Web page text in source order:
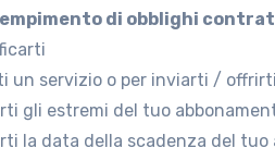
di obblighi
un servizio o per inviarti /
gli estremi del tuo
la data della scadenza del